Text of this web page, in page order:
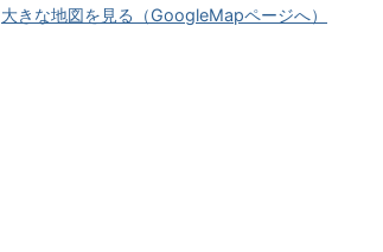
大きな地図を見る（GoogleMapページへ）